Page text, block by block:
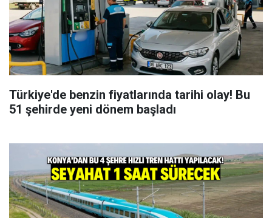
Türkiye'de benzin fiyatlarında tarihi olay! Bu
51 şehirde yeni dönem başladı